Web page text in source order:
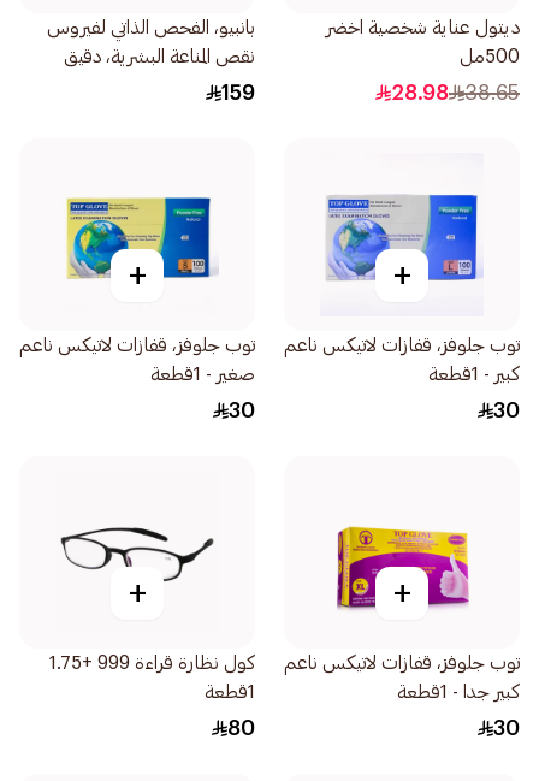
ديتول عناية شخصية اخضر
500مل
38.65
28.98
بانبيو، الفحص الذاتي لفيروس
نقص المناعة البشرية، دقيق
وموثوق - 1قطعة
159
+
توب جلوفز، قفازات لاتيكس ناعم
كبير - 1قطعة
30
+
توب جلوفز، قفازات لاتيكس ناعم
صغير - 1قطعة
30
+
توب جلوفز، قفازات لاتيكس ناعم
كبير جدا - 1قطعة
30
+
كول نظارة قراءة 999 +1.75
1قطعة
80